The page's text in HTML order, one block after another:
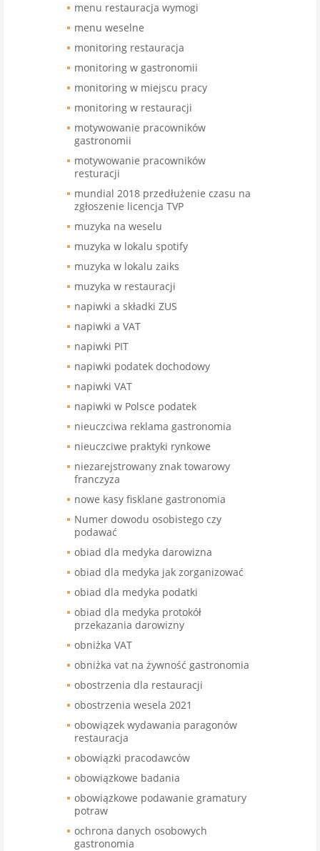
menu restauracja wymogi
menu weselne
monitoring restauracja
monitoring w gastronomii
monitoring w miejscu pracy
monitoring w restauracji
motywowanie pracowników
gastronomii
motywowanie pracowników
resturacji
mundial 2018 przedłużenie czasu na
zgłoszenie licencja TVP
muzyka na weselu
muzyka w lokalu spotify
muzyka w lokalu zaiks
muzyka w restauracji
napiwki a składki ZUS
napiwki a VAT
napiwki PIT
napiwki podatek dochodowy
napiwki VAT
napiwki w Polsce podatek
nieuczciwa reklama gastronomia
nieuczciwe praktyki rynkowe
niezarejstrowany znak towarowy
franczyza
nowe kasy fisklane gastronomia
Numer dowodu osobistego czy
podawać
obiad dla medyka darowizna
obiad dla medyka jak zorganizować
obiad dla medyka podatki
obiad dla medyka protokół
przekazania darowizny
obniżka VAT
obniżka vat na żywność gastronomia
obostrzenia dla restauracji
obostrzenia wesela 2021
obowiązek wydawania paragonów
restauracja
obowiązki pracodawców
obowiązkowe badania
obowiązkowe podawanie gramatury
potraw
ochrona danych osobowych
gastronomia